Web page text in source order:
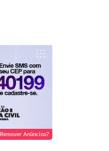
Remover Anúncios?